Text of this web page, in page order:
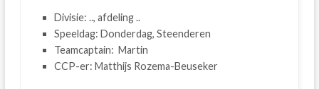
Divisie: .., afdeling ..
Speeldag: Donderdag, Steenderen
Teamcaptain: Martin
CCP-er: Matthijs Rozema-Beuseker